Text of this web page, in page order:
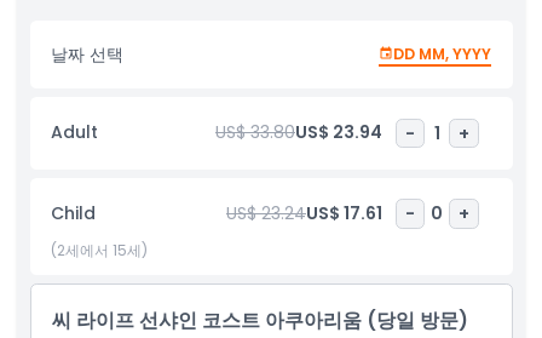
을 만날 수 있으며, 신규 펭귄, 유명한 바다터널, 바다표범 섬, 그리고
호주에서 가장 큰 해파리 컬렉션 중 하나를 포함하여 10,000마리가
가오리를 만나보세요
길이 80미터의 바다터널 아래를 걷으며 바다 깊이를 탐험하세요
이 장소는 물룰라바 중심부에 편리하게 위치하여 브리즈번에서 차로
한 시간 20분 거리입니다.
날짜 선택 DD MM, YYYY
Adult US$ 33.80US$ 23.94 - 1 +
Child US$ 23.24US$ 17.61 - 0 +
(2세에서 15세)
씨 라이프 선샤인 코스트 아쿠아리움 (당일 방문)